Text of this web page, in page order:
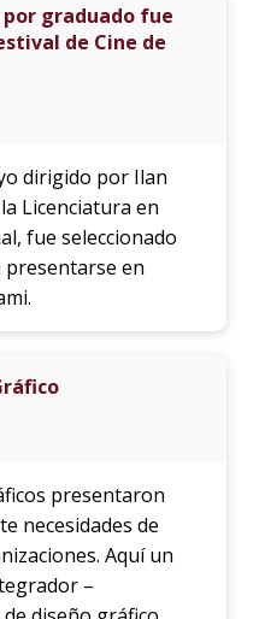
graduado fue
de Cine de
dirigido por Ilan
Licenciatura en
fue seleccionado
en
presentaron
necesidades de
Aquí un
–